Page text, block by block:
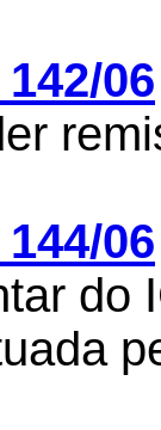
06
06
do